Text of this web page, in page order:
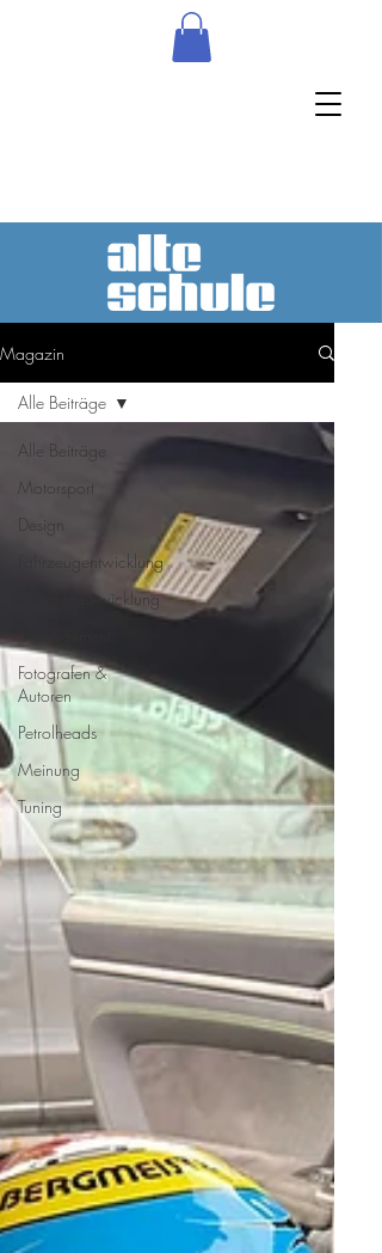
Magazin
Alle Beiträge
Motorsport
Design
Fahrzeugentwicklung
Motorenentwicklung
Fotografen &
Autoren
Petrolheads
Meinung
Tuning
Alle Beiträge